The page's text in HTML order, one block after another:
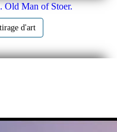
Old Man of Stoer.
d'art